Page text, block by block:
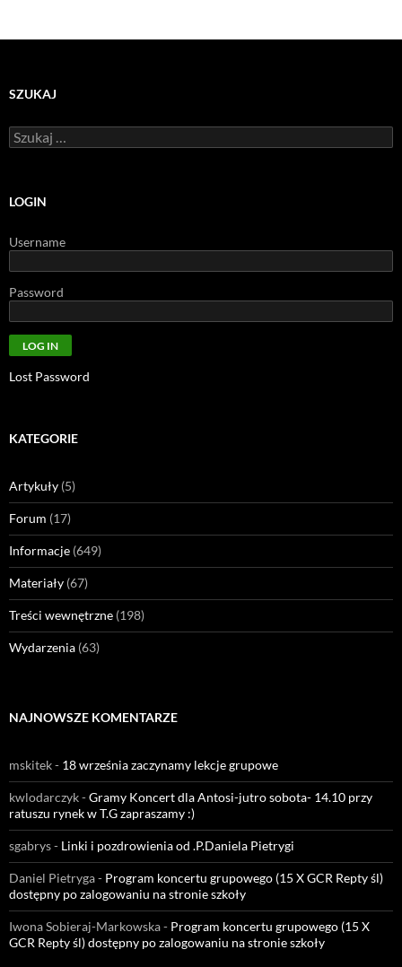
SZUKAJ
Szukaj:
LOGIN
Username
Password
Lost Password
KATEGORIE
Artykuły (5)
Forum (17)
Informacje (649)
Materiały (67)
Treści wewnętrzne (198)
Wydarzenia (63)
NAJNOWSZE KOMENTARZE
mskitek- 18 września zaczynamy lekcje grupowe
kwlodarczyk-Gramy Koncert dla Antosi-jutro sobota- 14.10 przy
ratuszu rynek w T.G zapraszamy :)
sgabrys- Linki i pozdrowienia od .P.Daniela Pietrygi
Daniel Pietryga- Program koncertu grupowego (15 X GCR Repty śl)
dostępny po zalogowaniu na stronie szkoły
Iwona Sobieraj-Markowska- Program koncertu grupowego (15 X
GCR Repty śl) dostępny po zalogowaniu na stronie szkoły